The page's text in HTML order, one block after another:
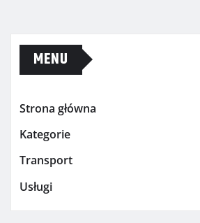
MENU
Strona główna
Kategorie
Transport
Usługi